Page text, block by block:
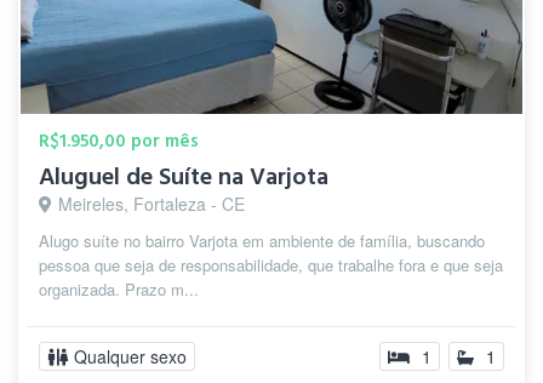
R$1.950,00 por mês
Aluguel de Suíte na Varjota
Meireles, Fortaleza - CE
Alugo suíte no bairro Varjota em ambiente de família, buscando
pessoa que seja de responsabilidade, que trabalhe fora e que seja
organizada. Prazo m...
Qualquer sexo 1 1